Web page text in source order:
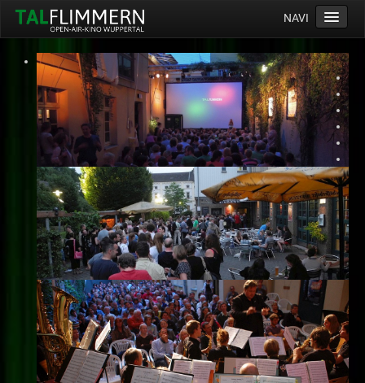
NAVI
Home
Programm
Service
Ticketinfos
Ort
Anreise
Wetter
Kinogutschein
Konzept
Archiv
Kontakt
Impressum